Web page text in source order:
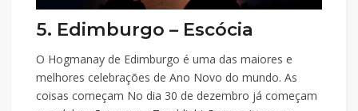
5. Edimburgo – Escócia
O Hogmanay de Edimburgo é uma das maiores e
melhores celebrações de Ano Novo do mundo. As
coisas começam No dia 30 de dezembro já começam